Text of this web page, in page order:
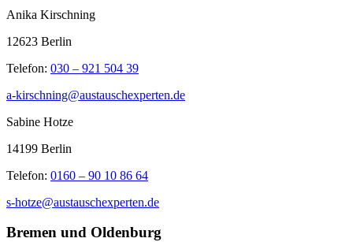
Anika Kirschning
12623 Berlin
Telefon: 030 – 921 504 39
a-kirschning@austauschexperten.de
Sabine Hotze
14199 Berlin
Telefon: 0160 – 90 10 86 64
s-hotze@austauschexperten.de
Bremen und Oldenburg